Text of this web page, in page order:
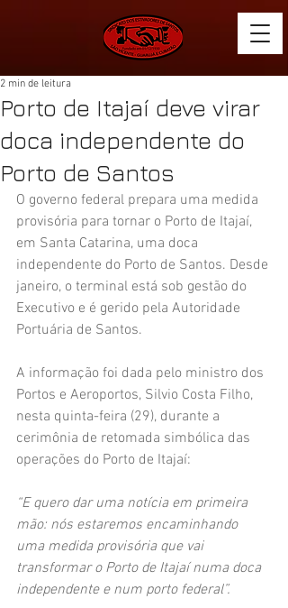
Porto de Itajaí deve virar
doca independente do
Porto de Santos
2 min de leitura
O governo federal prepara uma medida
provisória para tornar o Porto de Itajaí,
em Santa Catarina, uma doca
independente do Porto de Santos. Desde
janeiro, o terminal está sob gestão do
Executivo e é gerido pela Autoridade
Portuária de Santos.
A informação foi dada pelo ministro dos
Portos e Aeroportos, Silvio Costa Filho,
nesta quinta-feira (29), durante a
cerimônia de retomada simbólica das
operações do Porto de Itajaí:
“E quero dar uma notícia em primeira
mão: nós estaremos encaminhando
uma medida provisória que vai
transformar o Porto de Itajaí numa doca
independente e num porto federal”.